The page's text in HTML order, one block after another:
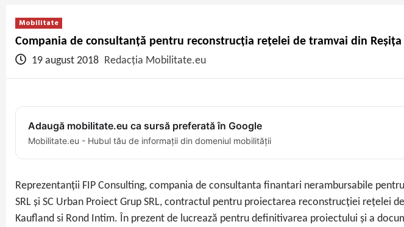
Mobilitate
Compania de consultanță pentru reconstrucția rețelei de tramvai din
19 august 2018 Redacția Mobilitate.eu
Adaugă mobilitate.eu ca sursă preferată în Google
Mobilitate.eu - Hubul tău de informații din domeniul mobilității
Reprezentanții FIP Consulting, compania de consultanta finantari nerambursabile
SRL și SC Urban Proiect Grup SRL, contractul pentru proiectarea reconstrucției
Kaufland si Rond Intim. În prezent de lucrează pentru definitivarea proiectului și a